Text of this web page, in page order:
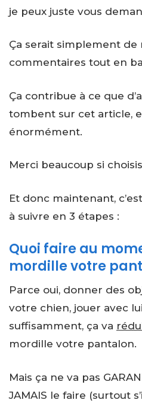
je peux juste vous
Ça serait simplement de
commentaires tout en
Ça contribue à ce que
tombent sur cet article,
énormément.
Merci beaucoup si
Et donc maintenant,
à suivre en 3 étapes :
Quoi faire au
mordille votre
Parce oui, donner des
votre chien, jouer avec
suffisamment, ça va
mordille votre pantalon.
Mais ça ne va pas
JAMAIS le faire (surtout